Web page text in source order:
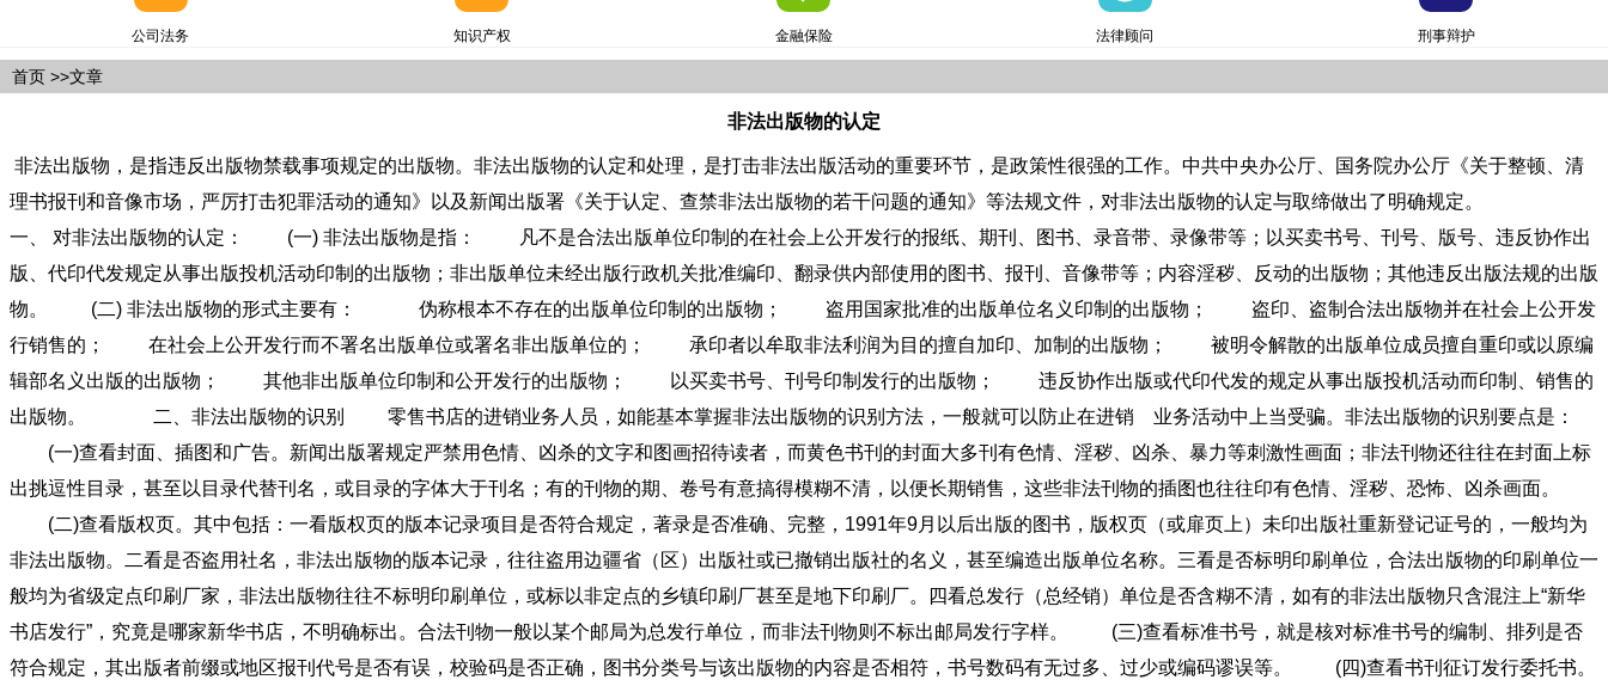
公司法务 知识产权 金融保险 法律顾问 刑事辩护
首页 >>文章
非法出版物的认定
非法出版物，是指违反出版物禁载事项规定的出版物。非法出版物的认定和处理，是打击非法出版活动的重要环节，是政策性很强的工作。中共中央办公厅、国务院办公厅《关于整顿、清
理书报刊和音像市场，严厉打击犯罪活动的通知》以及新闻出版署《关于认定、查禁非法出版物的若干问题的通知》等法规文件，对非法出版物的认定与取缔做出了明确规定。
一、 对非法出版物的认定： (一) 非法出版物是指： 凡不是合法出版单位印制的在社会上公开发行的报纸、期刊、图书、录音带、录像带等；以买卖书号、刊号、版号、违反协作出
版、代印代发规定从事出版投机活动印制的出版物；非出版单位未经出版行政机关批准编印、翻录供内部使用的图书、报刊、音像带等；内容淫秽、反动的出版物；其他违反出版法规的出版
物。 (二) 非法出版物的形式主要有： 伪称根本不存在的出版单位印制的出版物； 盗用国家批准的出版单位名义印制的出版物； 盗印、盗制合法出版物并在社会上公开发
行销售的； 在社会上公开发行而不署名出版单位或署名非出版单位的； 承印者以牟取非法利润为目的擅自加印、加制的出版物； 被明令解散的出版单位成员擅自重印或以原编
辑部名义出版的出版物； 其他非出版单位印制和公开发行的出版物； 以买卖书号、刊号印制发行的出版物； 违反协作出版或代印代发的规定从事出版投机活动而印制、销售的
出版物。 二、非法出版物的识别 零售书店的进销业务人员，如能基本掌握非法出版物的识别方法，一般就可以防止在进销 业务活动中上当受骗。非法出版物的识别要点是：
(一)查看封面、插图和广告。新闻出版署规定严禁用色情、凶杀的文字和图画招待读者，而黄色书刊的封面大多刊有色情、淫秽、凶杀、暴力等刺激性画面；非法刊物还往往在封面上标
出挑逗性目录，甚至以目录代替刊名，或目录的字体大于刊名；有的刊物的期、卷号有意搞得模糊不清，以便长期销售，这些非法刊物的插图也往往印有色情、淫秽、恐怖、凶杀画面。
(二)查看版权页。其中包括：一看版权页的版本记录项目是否符合规定，著录是否准确、完整，1991年9月以后出版的图书，版权页（或扉页上）未印出版社重新登记证号的，一般均为
非法出版物。二看是否盗用社名，非法出版物的版本记录，往往盗用边疆省（区）出版社或已撤销出版社的名义，甚至编造出版单位名称。三看是否标明印刷单位，合法出版物的印刷单位一
般均为省级定点印刷厂家，非法出版物往往不标明印刷单位，或标以非定点的乡镇印刷厂甚至是地下印刷厂。四看总发行（总经销）单位是否含糊不清，如有的非法出版物只含混注上“新华
书店发行”，究竟是哪家新华书店，不明确标出。合法刊物一般以某个邮局为总发行单位，而非法刊物则不标出邮局发行字样。 (三)查看标准书号，就是核对标准书号的编制、排列是否
符合规定，其出版者前缀或地区报刊代号是否有误，校验码是否正确，图书分类号与该出版物的内容是否相符，书号数码有无过多、过少或编码谬误等。 (四)查看书刊征订发行委托书。